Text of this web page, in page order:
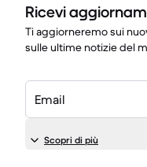
Ricevi
Ti aggiorneremo sui
sulle ultime notizie del
Email
Scopri di più